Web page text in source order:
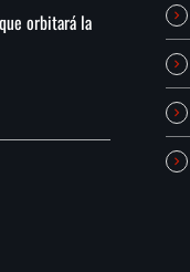
orbitará la